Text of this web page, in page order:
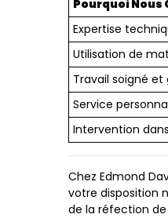
Pourquoi Nous
Expertise
Utilisation de
Travail soigné et
Service
Intervention
Chez Edmond
votre disposition
de la réfection